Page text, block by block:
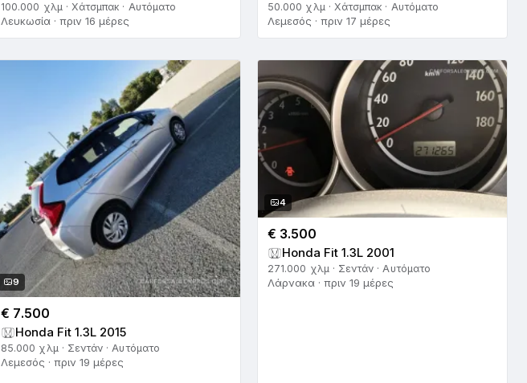
100.000 χλμ · Χάτσμπακ · Αυτόματο
Λευκωσία · πριν 16 μέρες
50.000 χλμ · Χάτσμπακ · Αυτόματο
Λεμεσός · πριν 17 μέρες
9
€ 7.500
Honda Fit 1.3L 2015
85.000 χλμ · Σεντάν · Αυτόματο
Λεμεσός · πριν 19 μέρες
4
€ 3.500
Honda Fit 1.3L 2001
271.000 χλμ · Σεντάν · Αυτόματο
Λάρνακα · πριν 19 μέρες